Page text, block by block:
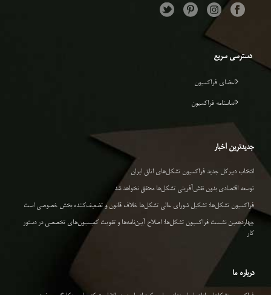
دسترسی سریع
اعضای فراکسیون
اساسنامه فراکسیون
جدیدترین اخبار
انتخاب دبیرکل جدید فراکسیون تشکل‌های اتاق ایران
توسعه اقتصادی بدون نقش‌آفرینی تشکل‌ها محقق نخواهد شد
فراکسیون تشکل‌ها: تشکیل شورای عالی تشکل‌ها خلاف قانون و تضعیف‌کننده بخش خصوصی است
چهاردهمین نشست فراکسیون تشکل‌ها: اصلاح آیین‌نامه‌ها و تقویت کمیسیون‌های تخصصی در دستور
کار
درباره ما